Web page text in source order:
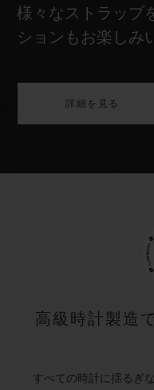
様々なストラップ
ションもお楽しみ
詳細を見る
高級時計製造
すべての時計に揺るぎ